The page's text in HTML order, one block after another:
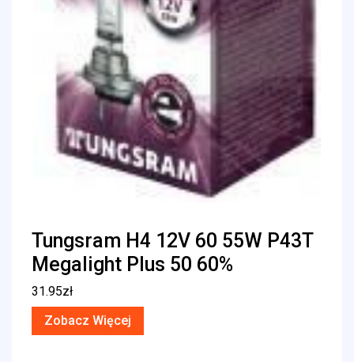
Tungsram H4 12V 60 55W P43T
Megalight Plus 50 60%
31.95zł
Zobacz Więcej